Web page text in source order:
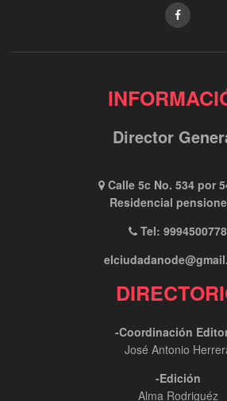
Director
Calle 5c No. 534 por
Residencial
Tel: 9994500778
-Coordinación
José Antonio
-Edición
Alma Rodriguéz